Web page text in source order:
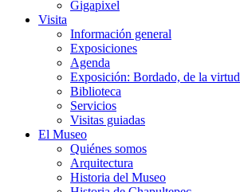
Gigapixel
Visita
Información general
Exposiciones
Agenda
Exposición: Bordado, de la virtud
Biblioteca
Servicios
Visitas guiadas
El Museo
Quiénes somos
Arquitectura
Historia del Museo